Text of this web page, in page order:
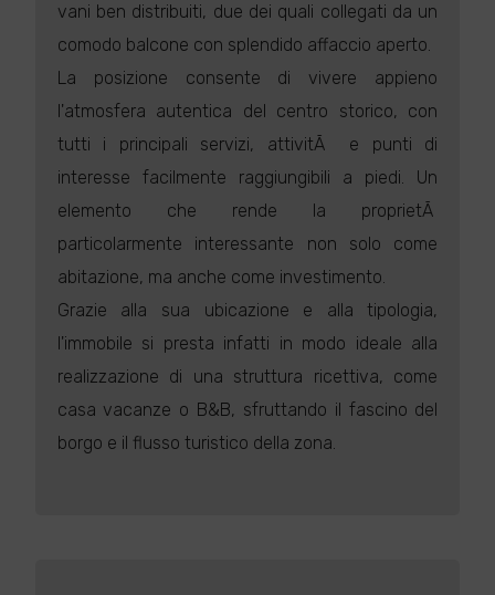
vani ben distribuiti, due dei quali collegati da un
comodo balcone con splendido affaccio aperto.
La posizione consente di vivere appieno
l'atmosfera autentica del centro storico, con
tutti i principali servizi, attivitÃ e punti di
interesse facilmente raggiungibili a piedi. Un
elemento che rende la proprietÃ
particolarmente interessante non solo come
abitazione, ma anche come investimento.
Grazie alla sua ubicazione e alla tipologia,
l'immobile si presta infatti in modo ideale alla
realizzazione di una struttura ricettiva, come
casa vacanze o B&B, sfruttando il fascino del
borgo e il flusso turistico della zona.